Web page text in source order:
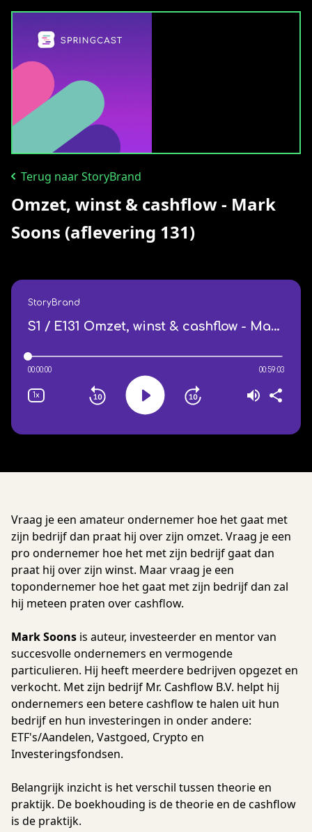
Terug naar StoryBrand
Omzet, winst & cashflow - Mark
Soons (aflevering 131)
Vraag je een amateur ondernemer hoe het gaat met
zijn bedrijf dan praat hij over zijn omzet. Vraag je een
pro ondernemer hoe het met zijn bedrijf gaat dan
praat hij over zijn winst. Maar vraag je een
topondernemer hoe het gaat met zijn bedrijf dan zal
hij meteen praten over cashflow.
Mark Soons is auteur, investeerder en mentor van
succesvolle ondernemers en vermogende
particulieren. Hij heeft meerdere bedrijven opgezet en
verkocht. Met zijn bedrijf Mr. Cashflow B.V. helpt hij
ondernemers een betere cashflow te halen uit hun
bedrijf en hun investeringen in onder andere:
ETF's/Aandelen, Vastgoed, Crypto en
Investeringsfondsen.
Belangrijk inzicht is het verschil tussen theorie en
praktijk. De boekhouding is de theorie en de cashflow
is de praktijk.